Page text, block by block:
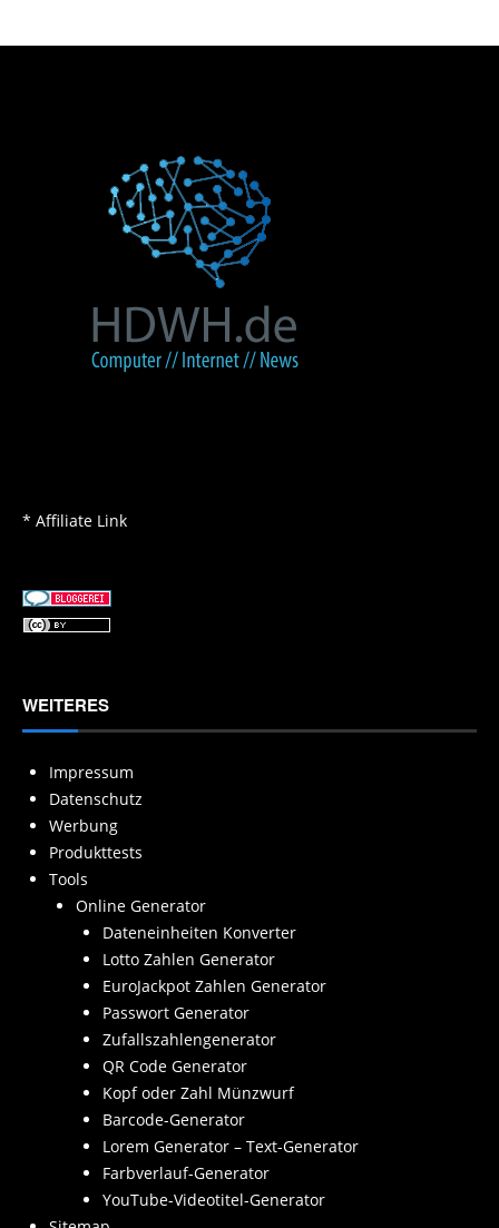
* Affiliate Link
WEITERES
Impressum
Datenschutz
Werbung
Produkttests
Tools
Online Generator
Dateneinheiten Konverter
Lotto Zahlen Generator
EuroJackpot Zahlen Generator
Passwort Generator
Zufallszahlengenerator
QR Code Generator
Kopf oder Zahl Münzwurf
Barcode-Generator
Lorem Generator – Text-Generator
Farbverlauf-Generator
YouTube-Videotitel-Generator